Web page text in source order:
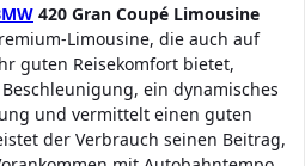
420 Gran Coupé Limousine
Limousine, die auch auf
guten Reisekomfort bietet,
ein dynamisches
und vermittelt einen guten
der Verbrauch seinen Beitrag,